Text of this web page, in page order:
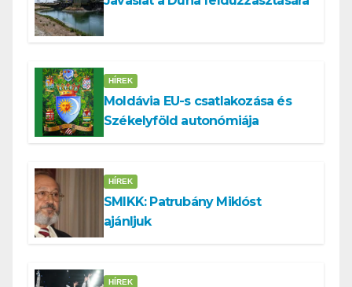
HÍREK
Moldávia EU-s csatlakozása és
Székelyföld autonómiája
HÍREK
SMIKK: Patrubány Miklóst
ajánljuk
HÍREK